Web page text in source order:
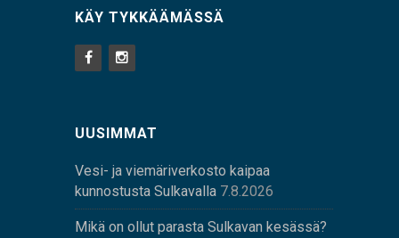
KÄY TYKKÄÄMÄSSÄ
UUSIMMAT
Vesi- ja viemäriverkosto kaipaa
kunnostusta Sulkavalla 7.8.2026
Mikä on ollut parasta Sulkavan kesässä?